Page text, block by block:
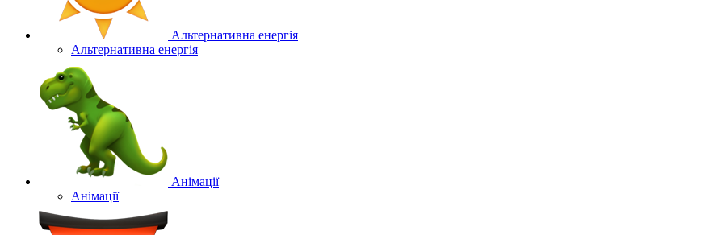
Альтернативна енергія
Альтернативна енергія
Анімації
Анімації